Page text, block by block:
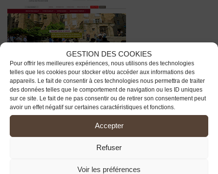
GESTION DES COOKIES
Pour offrir les meilleures expériences, nous utilisons des technologies
telles que les cookies pour stocker et/ou accéder aux informations des
appareils. Le fait de consentir à ces technologies nous permettra de traiter
des données telles que le comportement de navigation ou les ID uniques
sur ce site. Le fait de ne pas consentir ou de retirer son consentement peut
avoir un effet négatif sur certaines caractéristiques et fonctions.
Accepter
Refuser
Voir les préférences
Sarlat
www.sarlat.fr